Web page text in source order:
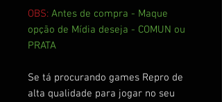
OBS: Antes de compra - Maque
opção de Mídia deseja - COMUN ou
PRATA
Se tá procurando games Repro de
alta qualidade para jogar no seu